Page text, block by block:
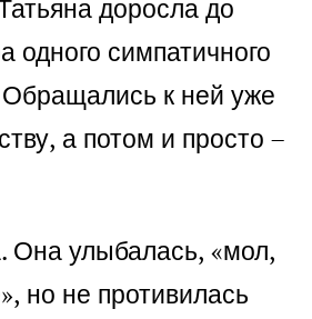
доросла до
одного симпатичного
к ней уже
а потом и просто –
Она улыбалась, «мол,
но не противилась